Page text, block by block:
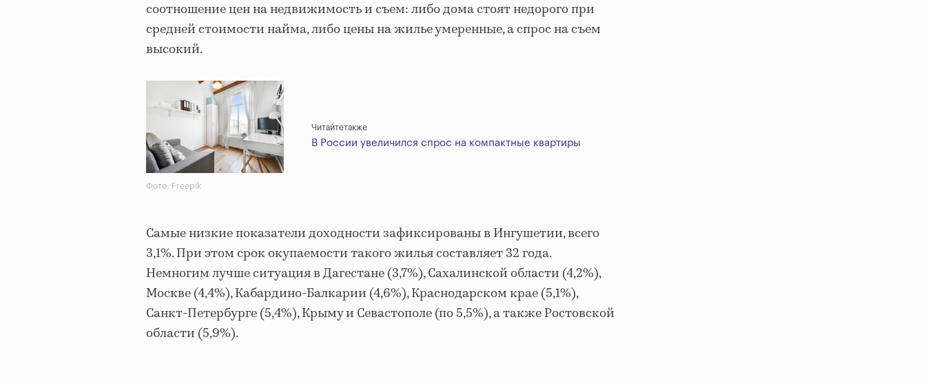
соотношение цен на недвижимость и съем: либо дома стоят недорого при
средней стоимости найма, либо цены на жилье умеренные, а спрос на съем
высокий.
Фото: Freepik
Читайтетакже
В России увеличился спрос на компактные квартиры
Самые низкие показатели доходности зафиксированы в Ингушетии, всего
3,1%. При этом срок окупаемости такого жилья составляет 32 года.
Немногим лучше ситуация в Дагестане (3,7%), Сахалинской области (4,2%),
Москве (4,4%), Кабардино-Балкарии (4,6%), Краснодарском крае (5,1%),
Санкт-Петербурге (5,4%), Крыму и Севастополе (по 5,5%), а также Ростовской
области (5,9%).